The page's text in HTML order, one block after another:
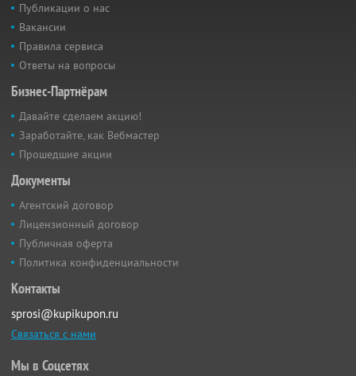
Публикации о нас
Вакансии
Правила сервиса
Ответы на вопросы
Бизнес-Партнёрам
Давайте сделаем акцию!
Заработайте, как Вебмастер
Прошедшие акции
Документы
Агентский договор
Лицензионный договор
Публичная оферта
Политика конфиденциальности
Контакты
sprosi@kupikupon.ru
Связаться с нами
Мы в Соцсетях